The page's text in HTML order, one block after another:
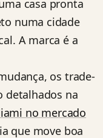
casa pronta
numa cidade
A marca é a
os trade-
detalhados na
no mercado
que move boa